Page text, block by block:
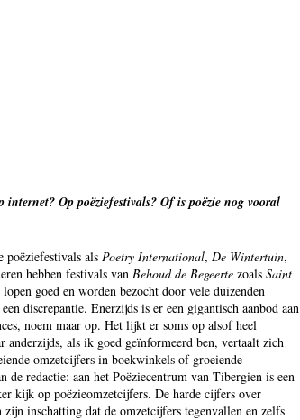
Op poëziefestivals? Of is poëzie nog vooral
als Poetry International, De Wintertuin,
hebben festivals van Behoud de Begeerte zoals Saint
goed en worden bezocht door vele duizenden
discrepantie. Enerzijds is er een gigantisch aanbod aan
noem maar op. Het lijkt er soms op alsof heel
als ik goed geïnformeerd ben, vertaalt zich
omzetcijfers in boekwinkels of groeiende
redactie: aan het Poëziecentrum van Tibergien is een
kijk op poëzieomzetcijfers. De harde cijfers over
inschatting dat de omzetcijfers tegenvallen en zelfs